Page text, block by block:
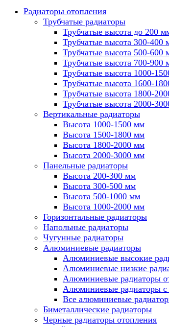
Радиаторы отопления
Трубчатые радиаторы
Трубчатые высота до 200
Трубчатые высота 300-400
Трубчатые высота 500-600
Трубчатые высота 700-900
Трубчатые высота 1000-
Трубчатые высота 1600-
Трубчатые высота 1800-
Трубчатые высота 2000-
Вертикальные радиаторы
Высота 1000-1500 мм
Высота 1500-1800 мм
Высота 1800-2000 мм
Высота 2000-3000 мм
Панельные радиаторы
Высота 200-300 мм
Высота 300-500 мм
Высота 500-1000 мм
Высота 1000-2000 мм
Горизонтальные радиаторы
Напольные радиаторы
Чугунные радиаторы
Алюминиевые радиаторы
Алюминиевые высокие
Алюминиевые низкие
Алюминиевые радиаторы
Алюминиевые радиаторы
Все алюминиевые
Биметаллические радиаторы
Черные радиаторы отопления